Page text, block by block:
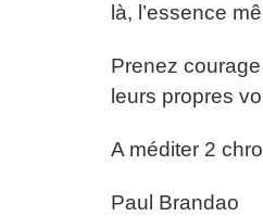
là, l’essence
Prenez
leurs propres
A méditer 2
Paul Brandao